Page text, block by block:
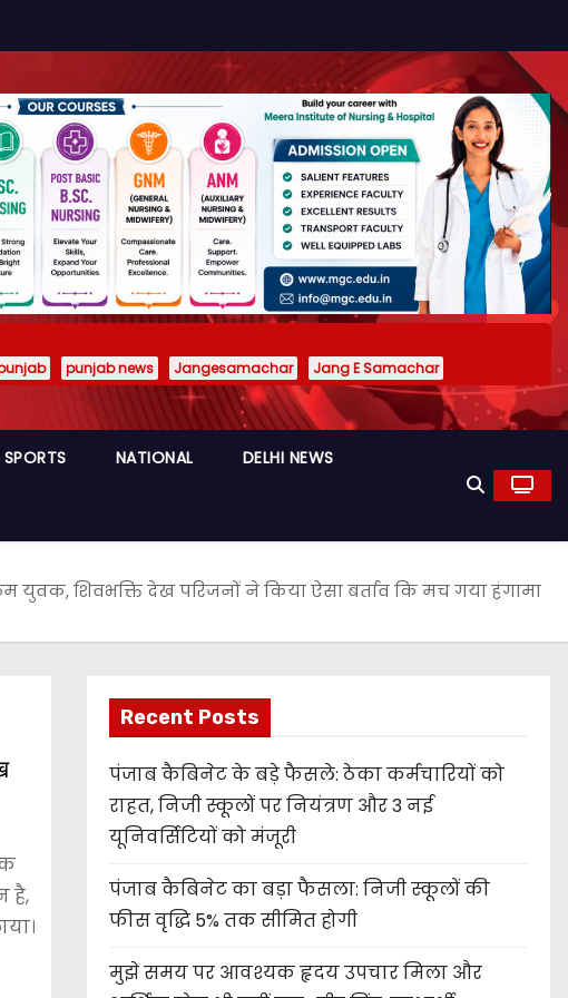
punjab news Jangesamachar Jang E Samachar
SPORTS NATIONAL DELHI NEWS
युवक, शिवभक्ति देख परिजनों ने किया ऐसा बर्ताव कि मच गया हंगामा
है,
Recent Posts
पंजाब कैबिनेट के बड़े फैसले: ठेका कर्मचारियों को
राहत, निजी स्कूलों पर नियंत्रण और 3 नई
यूनिवर्सिटियों को मंजूरी
पंजाब कैबिनेट का बड़ा फैसला: निजी स्कूलों की
फीस वृद्धि 5% तक सीमित होगी
मुझे समय पर आवश्यक हृदय उपचार मिला और